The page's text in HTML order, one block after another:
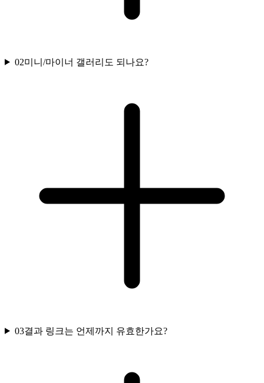
02미니/마이너 갤러리도 되나요?
03결과 링크는 언제까지 유효한가요?